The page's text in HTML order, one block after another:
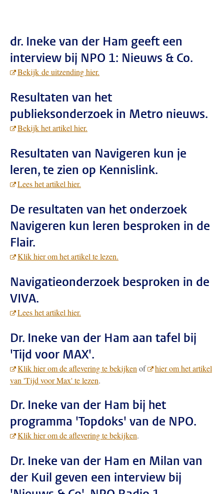
dr. Ineke van der Ham geeft een
interview bij NPO 1: Nieuws & Co.
Bekijk de uitzending hier.
Resultaten van het
publieksonderzoek in Metro nieuws.
Bekijk het artikel hier.
Resultaten van Navigeren kun je
leren, te zien op Kennislink.
Lees het artikel hier.
De resultaten van het onderzoek
Navigeren kun leren besproken in de
Flair.
Klik hier om het artikel te lezen.
Navigatieonderzoek besproken in de
VIVA.
Lees het artikel hier.
Dr. Ineke van der Ham aan tafel bij
'Tijd voor MAX'.
Klik hier om de aflevering te bekijkenof
hier om het artikel
van 'Tijd voor Max' te lezen.
Dr. Ineke van der Ham bij het
programma 'Topdoks' van de NPO.
Klik hier om de aflevering te bekijken.
Dr. Ineke van der Ham en Milan van
der Kuil geven een interview bij